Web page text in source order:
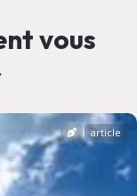
vous
article